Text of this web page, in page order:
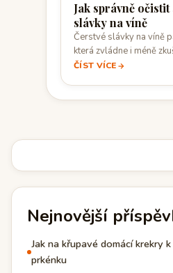
Jak správně
slávky na víně
Čerstvé slávky na víně
která zvládne i méně
ČÍST VÍCE
Nejnovější
Jak na křupavé domácí krekry
prkénku